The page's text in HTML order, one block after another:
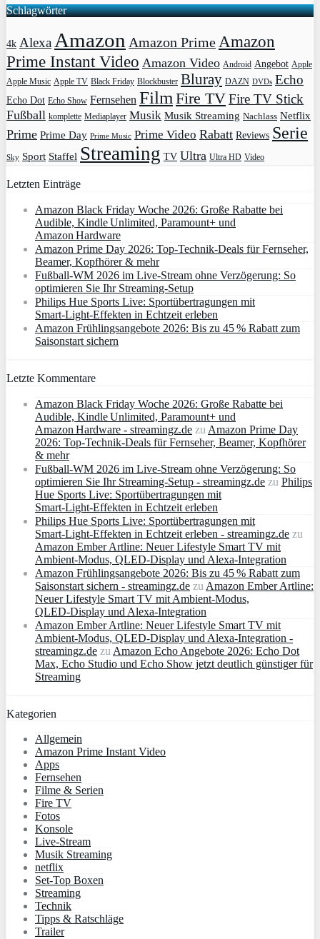
Schlagwörter
4k Alexa Amazon Amazon PrimeAmazon
Prime Instant Video Amazon Video Android Angebot Apple
Apple Music Apple TV Black Friday Blockbuster Bluray DAZN DVDs Echo
Echo Dot Echo Show Fernsehen Film Fire TVFire TV Stick
Fußball komplette Mediaplayer Musik Musik Streaming Nachlass Netflix
Prime Prime Day Prime Music Prime Video Rabatt Reviews Serie
Sky Sport Staffel Streaming TV Ultra Ultra HD Video
Letzten Einträge
Amazon Black Friday Woche 2026: Große Rabatte bei
Audible, Kindle Unlimited, Paramount+ und
Amazon Hardware
Amazon Prime Day 2026: Top-Technik-Deals für Fernseher,
Beamer, Kopfhörer & mehr
Fußball-WM 2026 im Live-Stream ohne Verzögerung: So
optimieren Sie Ihr Streaming-Setup
Philips Hue Sports Live: Sportübertragungen mit
Smart‑Light‑Effekten in Echtzeit erleben
Amazon Frühlingsangebote 2026: Bis zu 45 % Rabatt zum
Saisonstart sichern
Letzte Kommentare
Amazon Black Friday Woche 2026: Große Rabatte bei
Audible, Kindle Unlimited, Paramount+ und
Amazon Hardware - streamingz.de zu Amazon Prime Day
2026: Top-Technik-Deals für Fernseher, Beamer, Kopfhörer
& mehr
Fußball-WM 2026 im Live-Stream ohne Verzögerung: So
optimieren Sie Ihr Streaming-Setup - streamingz.de zu Philips
Hue Sports Live: Sportübertragungen mit
Smart‑Light‑Effekten in Echtzeit erleben
Philips Hue Sports Live: Sportübertragungen mit
Smart‑Light‑Effekten in Echtzeit erleben - streamingz.de zu
Amazon Ember Artline: Neuer Lifestyle Smart TV mit
Ambient‑Modus, QLED‑Display und Alexa‑Integration
Amazon Frühlingsangebote 2026: Bis zu 45 % Rabatt zum
Saisonstart sichern - streamingz.de zu Amazon Ember Artline:
Neuer Lifestyle Smart TV mit Ambient‑Modus,
QLED‑Display und Alexa‑Integration
Amazon Ember Artline: Neuer Lifestyle Smart TV mit
Ambient‑Modus, QLED‑Display und Alexa‑Integration -
streamingz.de zu Amazon Echo Angebote 2026: Echo Dot
Max, Echo Studio und Echo Show jetzt deutlich günstiger für
Streaming
Kategorien
Allgemein
Amazon Prime Instant Video
Apps
Fernsehen
Filme & Serien
Fire TV
Fotos
Konsole
Live-Stream
Musik Streaming
netflix
Set-Top Boxen
Streaming
Technik
Tipps & Ratschläge
Trailer